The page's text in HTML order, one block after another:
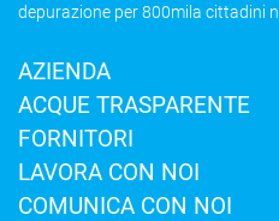
depurazione per 800mila cittadini
AZIENDA
ACQUE TRASPARENTE
FORNITORI
LAVORA CON NOI
COMUNICA CON NOI